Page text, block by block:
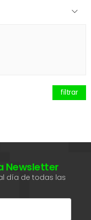
filtrar
Newsletter
día de todas las